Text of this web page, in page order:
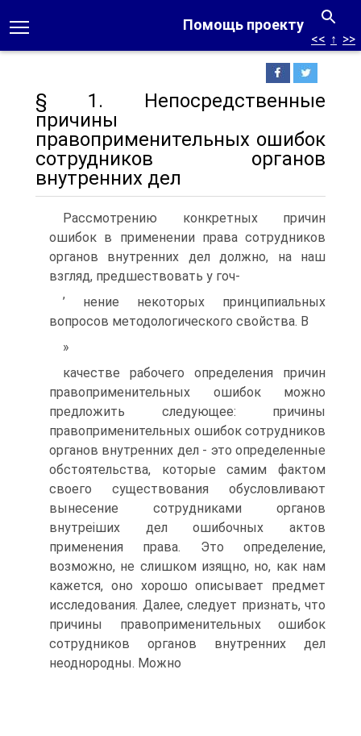
Помощь проекту
<< ↑ >>
§ 1. Непосредственные
причины
правоприменительных ошибок
сотрудников органов
внутренних дел
Рассмотрению конкретных причин
ошибок в применении права сотруд­ников
органов внутренних дел должно, на наш
взгляд, предшествовать у гоч-
’ нение некоторых принципиальных
вопросов методологического свойства. В
»
качестве рабочего определения причин
правоприменительных ошибок можно
предложить следующее: причины
правоприменительных ошибок сотрудников
органов внутренних дел - это определенные
обстоятельства, которые самим фактом
своего существования обусловливают
вынесение сотрудниками орга­нов
внутреіших дел ошибочных актов
применения права. Это определение,
возможно, не слишком изящно, но, как нам
кажется, оно хорошо описывает предмет
исследования. Далее, следует признать, что
причины правопримени­тельных ошибок
сотрудников органов внутренних дел
неоднородны. Можно